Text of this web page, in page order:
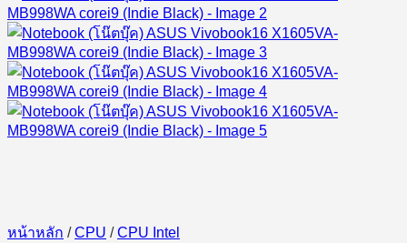
หน้าหลัก / CPU / CPU Intel